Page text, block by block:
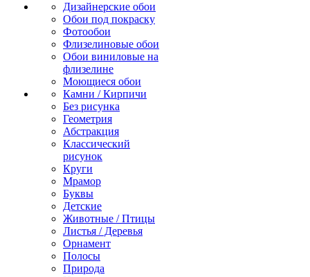
Дизайнерские обои
Обои под покраску
Фотообои
Флизелиновые обои
Обои виниловые на
флизелине
Моющиеся обои
Камни / Кирпичи
Без рисунка
Геометрия
Абстракция
Классический
рисунок
Круги
Мрамор
Буквы
Детские
Животные / Птицы
Листья / Деревья
Орнамент
Полосы
Природа